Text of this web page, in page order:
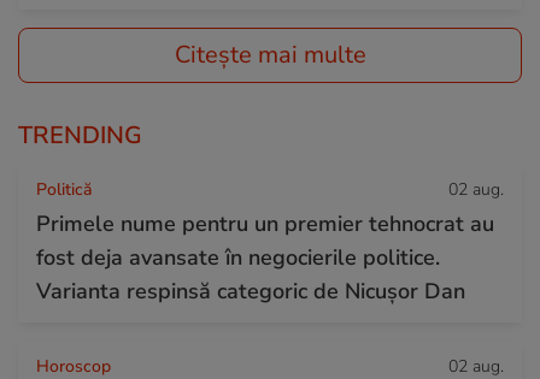
Citește mai multe
TRENDING
Politică 02 aug.
Primele nume pentru un premier tehnocrat au
fost deja avansate în negocierile politice.
Varianta respinsă categoric de Nicușor Dan
Horoscop 02 aug.